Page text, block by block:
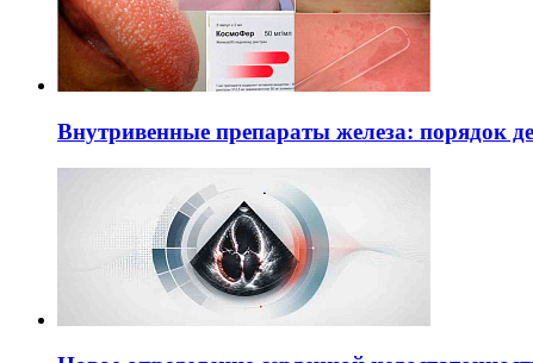
Внутривенные препараты железа: порядок